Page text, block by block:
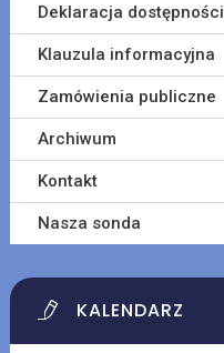
Deklaracja dostępności
Klauzula informacyjna
Zamówienia publiczne
Archiwum
Kontakt
Nasza sonda
KALENDARZ